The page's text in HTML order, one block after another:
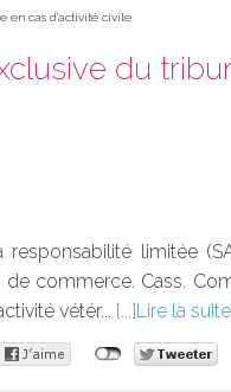
en cas d’activité civile
du
limitée
commerce. Cass.
vétér...
Lire la suite